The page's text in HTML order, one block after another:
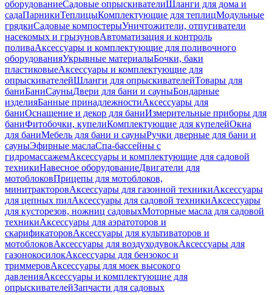
оборудованиеСадовые опрыскивателиШланги для дома и
садаПарникиТеплицыКомплектующие для теплицМодульные
грядкиСадовые компостерыУничтожители, отпугиватели
насекомых и грызуновАвтоматизация и контроль
поливаАксессуары и комплектующие для поливочного
оборудованияУкрывные материалыБочки, баки
пластиковыеАксессуары и комплектующие для
опрыскивателейШланги для опрыскивателейТовары для
баниБаниСауныДвери для бани и сауныБондарные
изделияБанные принадлежностиАксессуары для
баниОснащение и декор для баниИзмерительные приборы для
баниФитобочки, купелиКомплектующие для купелейОкна
для баниМебель для бани и сауныРучки дверные для бани и
сауныЭфирные маслаСпа-бассейны с
гидромассажемАксессуары и комплектующие для садовой
техникиНавесное оборудованиеДвигатели для
мотоблоковПрицепы для мотоблоков,
минитракторовАксессуары для газонной техникиАксессуары
для цепных пилАксессуары для садовой техникиАксессуары
для кусторезов, ножниц садовыхМоторные масла для садовой
техникиАксессуары для аэратоторов и
скарификаторовАксессуары для культиваторов и
мотоблоковАксессуары для воздуходувокАксессуары для
газонокосилокАксессуары для бензокос и
триммеровАксессуары для моек высокого
давленияАксессуары и комплектующие для
опрыскивателейЗапчасти для садовых